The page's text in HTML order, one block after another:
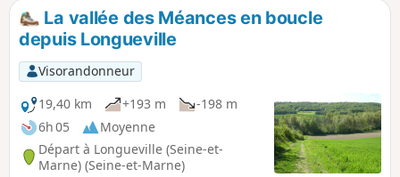
La vallée des Méances en boucle
depuis Longueville
Visorandonneur
19,40 km
+193 m
-198 m
6h 05
Moyenne
Départ à Longueville (Seine-et-
Marne) (Seine-et-Marne)